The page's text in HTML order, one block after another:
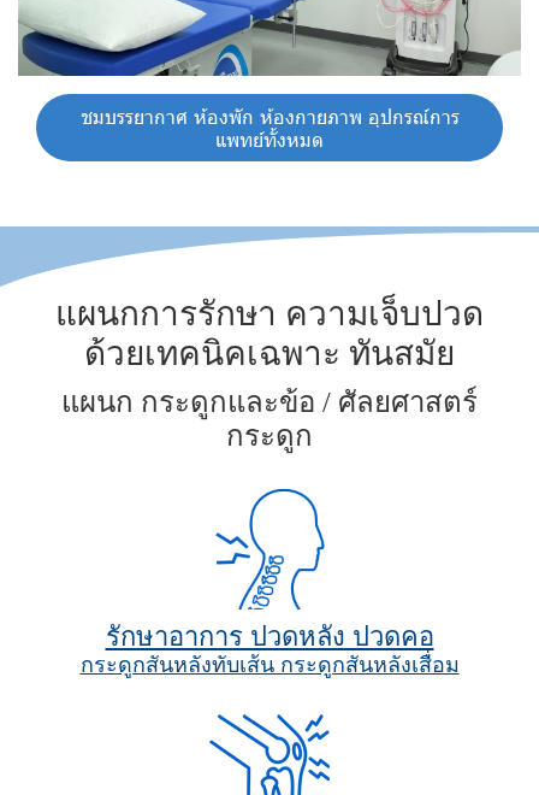
ชมบรรยากาศ ห้องพัก ห้องกายภาพ อุปกรณ์การ
แพทย์ทั้งหมด
แผนกการรักษา ความเจ็บปวด
ด้วยเทคนิคเฉพาะ ทันสมัย
แผนก กระดูกและข้อ / ศัลยศาสตร์
กระดูก
รักษาอาการ ปวดหลัง ปวดคอ
กระดูกสันหลังทับเส้น กระดูกสันหลังเสื่อม